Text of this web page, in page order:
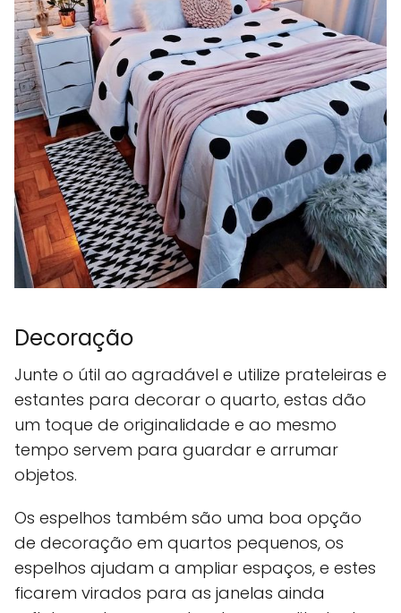
Decoração
Junte o útil ao agradável e utilize prateleiras e
estantes para decorar o quarto, estas dão
um toque de originalidade e ao mesmo
tempo servem para guardar e arrumar
objetos.
Os espelhos também são uma boa opção
de decoração em quartos pequenos, os
espelhos ajudam a ampliar espaços, e estes
ficarem virados para as janelas ainda